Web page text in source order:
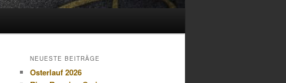
NEUESTE BEITRÄGE
Osterlauf 2026